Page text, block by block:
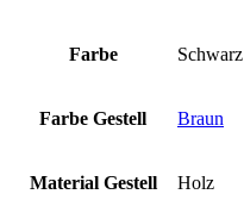
Farbe Schwarz
Farbe Gestell Braun
Material Gestell Holz